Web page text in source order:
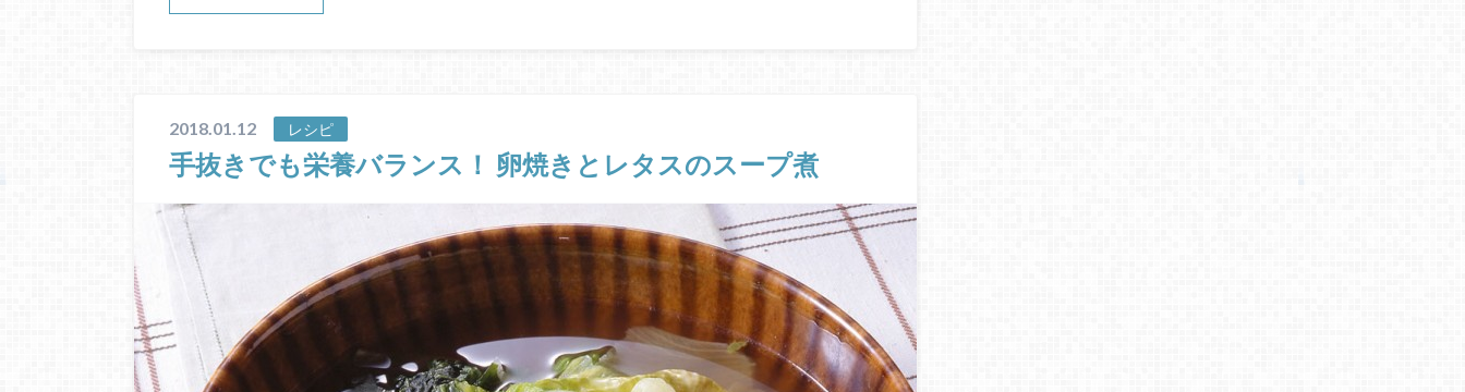
2018.01.12 レシピ
手抜きでも栄養バランス！ 卵焼きとレタスのスープ煮